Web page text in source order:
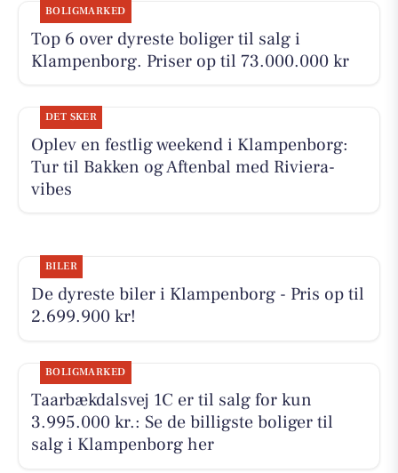
BOLIGMARKED
Top 6 over dyreste boliger til salg i
Klampenborg. Priser op til 73.000.000 kr
DET SKER
Oplev en festlig weekend i Klampenborg:
Tur til Bakken og Aftenbal med Riviera-
vibes
BILER
De dyreste biler i Klampenborg - Pris op til
2.699.900 kr!
BOLIGMARKED
Taarbækdalsvej 1C er til salg for kun
3.995.000 kr.: Se de billigste boliger til
salg i Klampenborg her